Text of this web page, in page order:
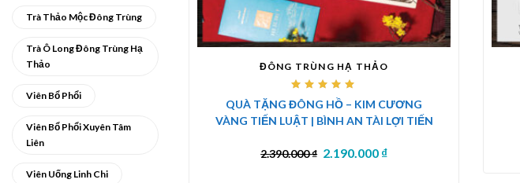
Trà Thảo Mộc Đông Trùng
Trà Ô Long Đông Trùng Hạ
Thảo
Viên Bổ Phổi
Viên Bổ Phổi Xuyên Tâm
Liên
Viên Uống Linh Chi
ĐÔNG TRÙNG HẠ THẢO
Được
xếp
hạng
5.005
QUÀ TẶNG ĐÔNG HỒ – KIM CƯƠNG
VÀNG TIẾN LUẬT | BÌNH AN TÀI LỢI TIẾN
2.390.000₫ 2.190.000 ₫